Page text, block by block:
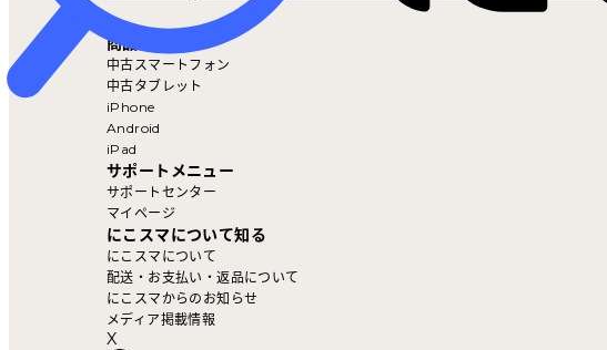
商品を探す
中古スマートフォン
中古タブレット
iPhone
Android
iPad
サポートメニュー
サポートセンター
マイページ
にこスマについて知る
にこスマについて
配送・お支払い・返品について
にこスマからのお知らせ
メディア掲載情報
X